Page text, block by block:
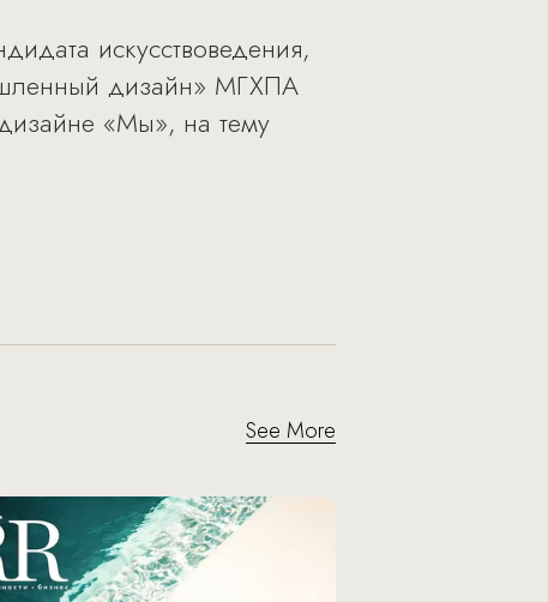
искусствоведения,
дизайн» МГХПА
«Мы», на тему
See More